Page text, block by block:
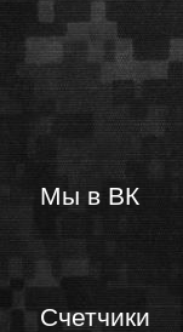
Мы в ВК
Счетчики